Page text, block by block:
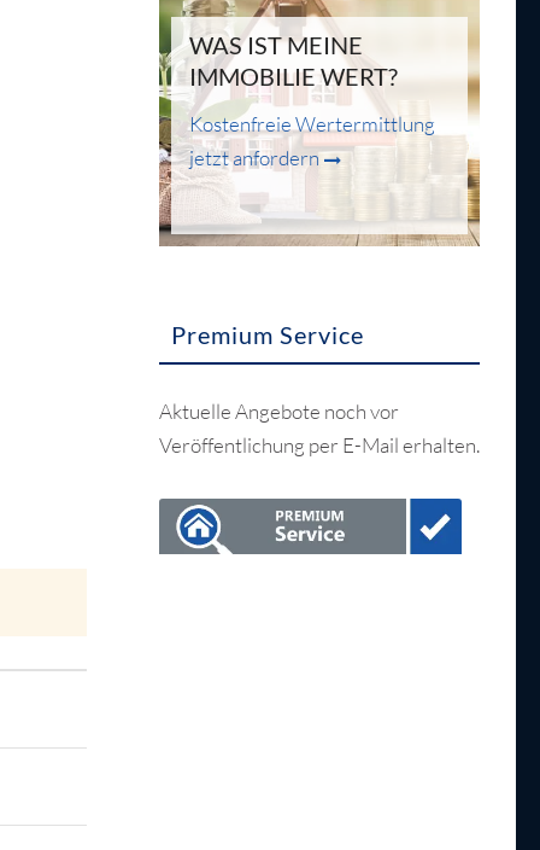
WAS IST MEINE
IMMOBILIE WERT?
Kostenfreie Wertermittlung
jetzt anfordern
Premium Service
Aktuelle Angebote noch vor
Veröffentlichung per E-Mail erhalten.